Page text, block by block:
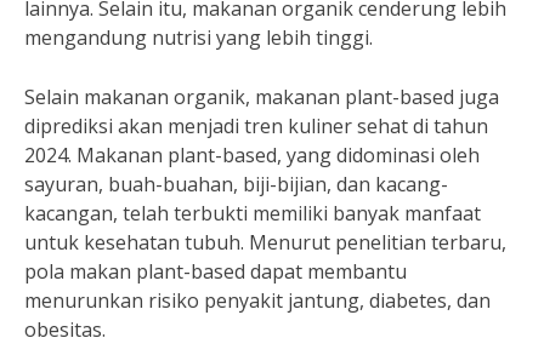
lainnya. Selain itu, makanan organik cenderung lebih
mengandung nutrisi yang lebih tinggi.
Selain makanan organik, makanan plant-based juga
diprediksi akan menjadi tren kuliner sehat di tahun
2024. Makanan plant-based, yang didominasi oleh
sayuran, buah-buahan, biji-bijian, dan kacang-
kacangan, telah terbukti memiliki banyak manfaat
untuk kesehatan tubuh. Menurut penelitian terbaru,
pola makan plant-based dapat membantu
menurunkan risiko penyakit jantung, diabetes, dan
obesitas.